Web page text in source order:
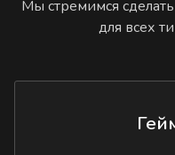
Мы стремимся
для всех